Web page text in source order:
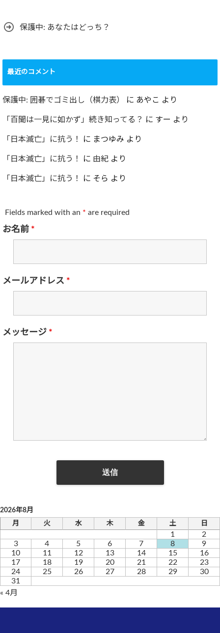
保護中: あなたはどっち？
最近のコメント
保護中: 囲碁でゴミ出し（棋力表） に あやこ より
「百聞は一見に如かず」続き知ってる？ に すー より
「日本滅亡」に抗う！ に まつゆみ より
「日本滅亡」に抗う！ に 由紀 より
「日本滅亡」に抗う！ に そら より
Fields marked with an * are required
お名前 *
メールアドレス *
メッセージ *
2026年8月
月
火 水 木 金 土 日
1
2
3
4 5 6 7 8
9
10
11 12 13 14 15
16
17
18 19 20 21 22
23
24
25 26 27 28 29
30
31
« 4月